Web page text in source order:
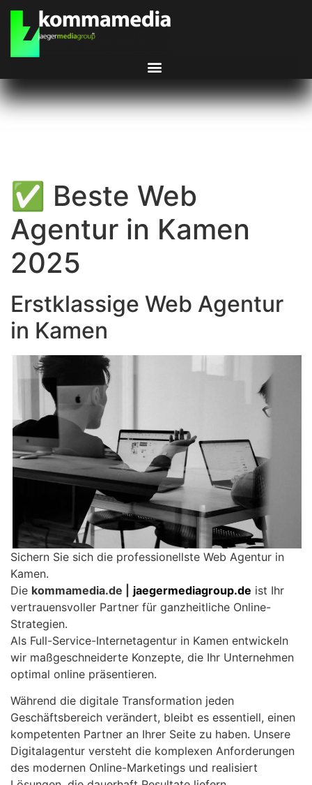
✅ Beste Web
Agentur in Kamen
2025
Erstklassige Web Agentur
in Kamen
Sichern Sie sich die professionellste Web Agentur in
Kamen.
Die kommamedia.de | jaegermediagroup.de ist Ihr
vertrauensvoller Partner für ganzheitliche Online-
Strategien.
Als Full-Service-Internetagentur in Kamen entwickeln
wir maßgeschneiderte Konzepte, die Ihr Unternehmen
optimal online präsentieren.
Während die digitale Transformation jeden
Geschäftsbereich verändert, bleibt es essentiell, einen
kompetenten Partner an Ihrer Seite zu haben. Unsere
Digitalagentur versteht die komplexen Anforderungen
des modernen Online-Marketings und realisiert